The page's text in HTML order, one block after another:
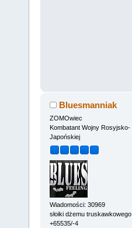
Bluesmanniak
ZOMOwiec
Kombatant Wojny Rosyjsko-
Japońskiej
Wiadomości: 30969
słoiki dżemu truskawkowego
+65535/-4